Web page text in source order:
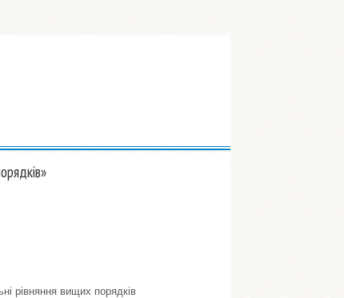
рівняння вищих порядків